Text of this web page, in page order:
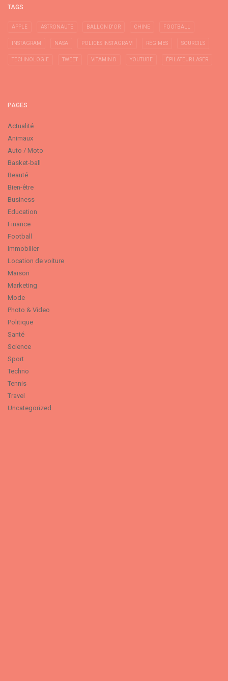
TAGS
APPLE ASTRONAUTE BALLON D'OR CHINE FOOTBALL
INSTAGRAM NASA POLICES INSTAGRAM RÉGIMES SOURCILS
TECHNOLOGIE TWEET VITAMIN D YOUTUBE ÉPILATEUR LASER
PAGES
Actualité
Animaux
Auto / Moto
Basket-ball
Beauté
Bien-être
Business
Education
Finance
Football
Immobilier
Location de voiture
Maison
Marketing
Mode
Photo & Video
Politique
Santé
Science
Sport
Techno
Tennis
Travel
Uncategorized